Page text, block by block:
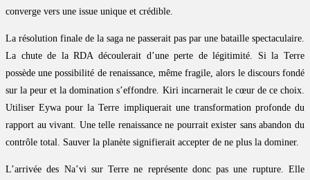
converge vers une issue unique et crédible.
La résolution finale de la saga ne passerait pas par une bataille spectaculaire.
La chute de la RDA découlerait d’une perte de légitimité. Si la Terre
possède une possibilité de renaissance, même fragile, alors le discours fondé
sur la peur et la domination s’effondre. Kiri incarnerait le cœur de ce choix.
Utiliser Eywa pour la Terre impliquerait une transformation profonde du
rapport au vivant. Une telle renaissance ne pourrait exister sans abandon du
contrôle total. Sauver la planète signifierait accepter de ne plus la dominer.
L’arrivée des Na’vi sur Terre ne représente donc pas une rupture. Elle